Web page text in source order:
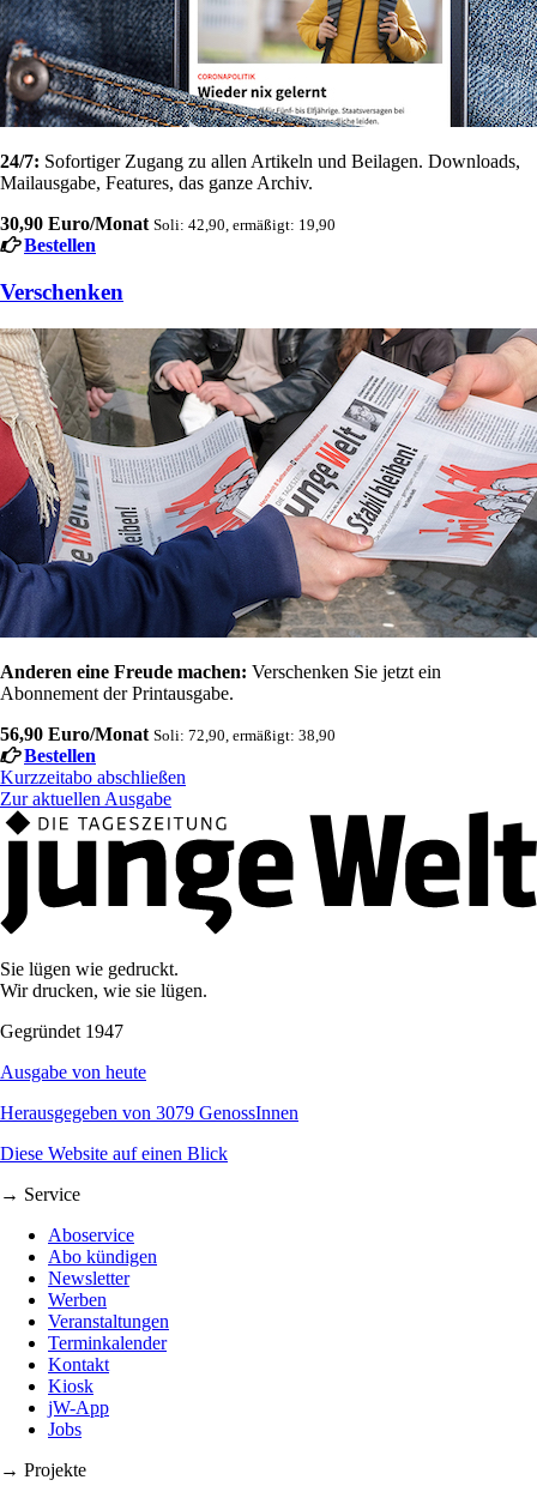
24/7: Sofortiger Zugang zu allen Artikeln und Beilagen. Downloads,
Mailausgabe, Features, das ganze Archiv.
30,90 Euro/Monat Soli: 42,90, ermäßigt: 19,90
Bestellen
Verschenken
Anderen eine Freude machen: Verschenken Sie jetzt ein
Abonnement der Printausgabe.
56,90 Euro/Monat Soli: 72,90, ermäßigt: 38,90
Bestellen
Kurzzeitabo abschließen
Zur aktuellen Ausgabe
Sie lügen wie gedruckt.
Wir drucken, wie sie lügen.
Gegründet 1947
Ausgabe von heute
Herausgegeben von 3079 GenossInnen
Diese Website auf einen Blick
→ Service
Aboservice
Abo kündigen
Newsletter
Werben
Veranstaltungen
Terminkalender
Kontakt
Kiosk
jW-App
Jobs
→ Projekte